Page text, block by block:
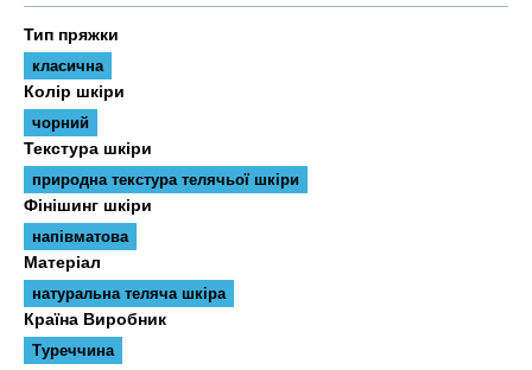
Тип пряжки
класична
Колір шкіри
чорний
Текстура шкіри
природна текстура телячьої шкіри
Фінішинг шкіри
напівматова
Матеріал
натуральна теляча шкіра
Країна Виробник
Туреччина